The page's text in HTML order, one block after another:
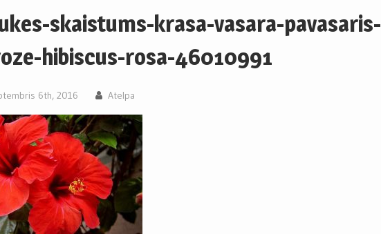
skaistums-krasa-vasara-pavasaris-
hibiscus-rosa-46010991
6th, 2016 Atelpa